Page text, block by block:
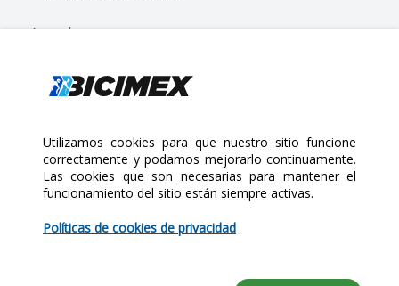
$5.00
Legal
Políticas de privacidad
Políticas de devolución
Copyright 2025 Bicimex®. All rights reserved. Today is Viernes,
Agosto 7, 2026
Utilizamos cookies para que nuestro sitio funcione
correctamente y podamos mejorarlo continuamente.
Las cookies que son necesarias para mantener el
funcionamiento del sitio están siempre activas.
Políticas de cookies de privacidad